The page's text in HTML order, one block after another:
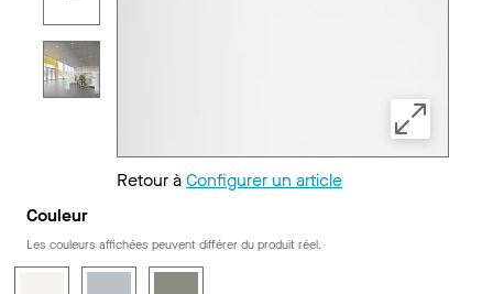
Retour àConfigurer un article
Couleur
Les couleurs affichées peuvent différer du produit réel.